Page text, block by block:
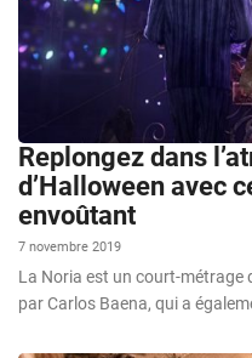
Replongez dans
d’Halloween avec
envoûtant
7 novembre 2019
La Noria est un court-métrage
par Carlos Baena, qui a